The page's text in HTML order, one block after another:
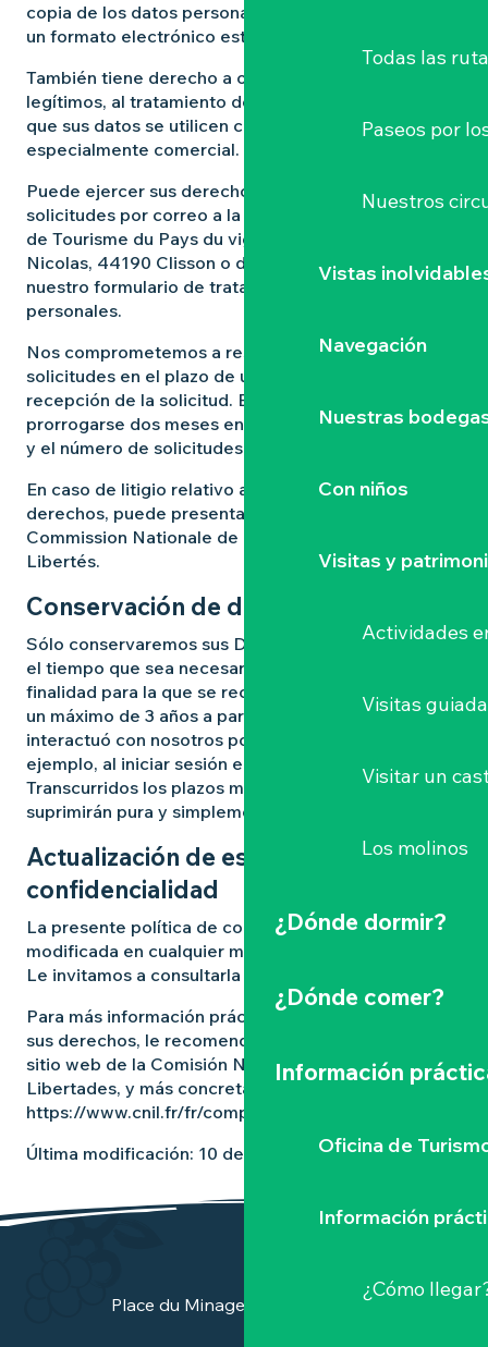
Todas las
Paseos por
Nuestros
Vistas
Navegación
Nuestras
Con niños
Visitas y
Actividades
Visitas
Visitar un
Los molinos
¿Dónde dormir?
¿Dónde comer?
Información
Oficina de
Información
¿Cómo
copia de los datos personales que conservamos en
un formato electrónico estructurado (portabilidad).
También tiene derecho a oponerse, por motivos
legítimos, al tratamiento de sus datos personales y a
que sus datos se utilicen con fines de prospección,
especialmente comercial.
Puede ejercer sus derechos enviándonos sus
solicitudes por correo a la siguiente dirección Office
de Tourisme du Pays du vignoble nantais, 6 rue Saint
Nicolas, 44190 Clisson o directamente a través de
nuestro formulario de tratamiento de datos
personales.
Nos comprometemos a responder a estas
solicitudes en el plazo de un mes a partir de la
recepción de la solicitud. Este plazo podrá
prorrogarse dos meses en función de la complejidad
y el número de solicitudes recibidas.
En caso de litigio relativo al ejercicio de sus
derechos, puede presentar una reclamación ante la
Commission Nationale de l’Informatique et des
Libertés.
Conservación de datos
Sólo conservaremos sus Datos Personales durante
el tiempo que sea necesario y proporcionado a la
finalidad para la que se recogieron, es decir, durante
un máximo de 3 años a partir de la última vez que
interactuó con nosotros por iniciativa propia (por
ejemplo, al iniciar sesión en su cuenta).
Transcurridos los plazos mencionados, sus datos se
suprimirán pura y simplemente.
Actualización de esta política de
confidencialidad
La presente política de confidencialidad podrá ser
modificada en cualquier momento.
Le invitamos a consultarla periódicamente.
Para más información práctica sobre el ejercicio de
sus derechos, le recomendamos que consulte el
sitio web de la Comisión Nacional de Informática y
Libertades, y más concretamente la página
https://www.cnil.fr/fr/comprendre-vos-droits.
Última modificación: 10 de diciembre de 2025
Place du Minage - 44190 Clisson